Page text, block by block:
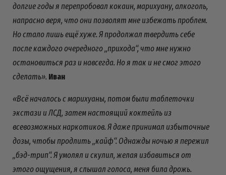
долгие годы я перепробовал кокаин, марихуану, алкоголь,
напрасно веря, что они позволят мне избежать проблем.
Но стало лишь ещё хуже. Я продолжал твердить себе
после каждого очередного „прихода“, что мне нужно
остановиться раз и навсегда. Но я так и не смог этого
сделать». Иван
«Всё началось с марихуаны, потом были таблеточки
экстази и ЛСД, затем настоящий коктейль из
всевозможных наркотиков. Я даже принимал избыточные
дозы, чтобы продлить „кайф“. Однажды ночью я пережил
„бэд-трип“. Я умолял и скулил, желая избавиться от
этого ощущения, я слышал голоса, меня била дрожь.